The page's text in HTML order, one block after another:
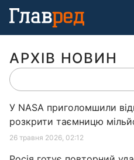
АРХІВ НОВИН
У NASA приголомшили
розкрити таємницю
26 травня 2026, 02:12